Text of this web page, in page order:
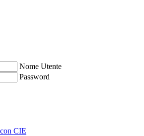
Nome Utente
Password
CIE